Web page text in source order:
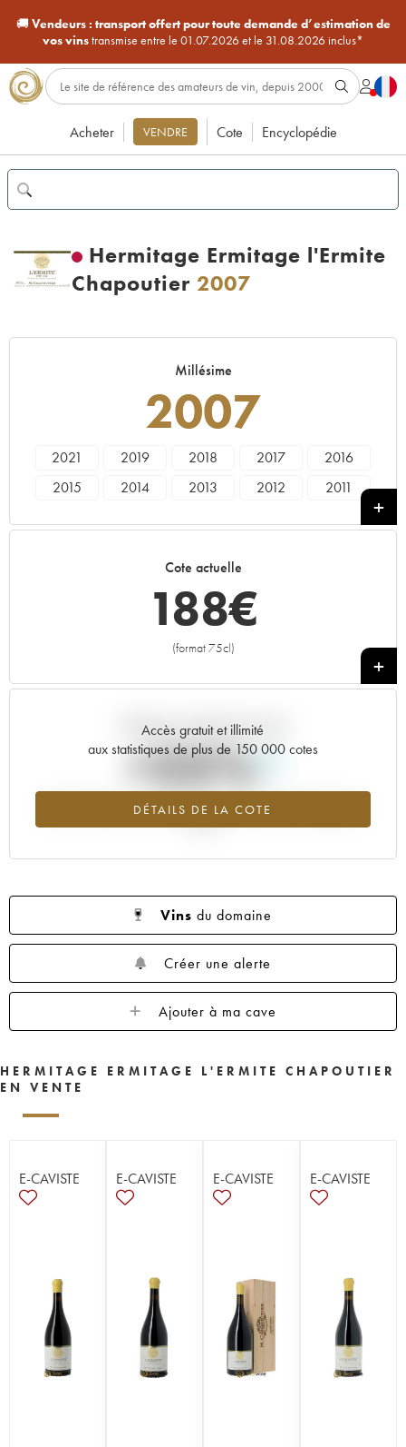
🚚Vendeurs : transport offert pour toute demande d’estimation de
vos vinstransmise entre le 01.07.2026 et le 31.08.2026 inclus*
Acheter VENDRE Cote Encyclopédie
Hermitage Ermitage l'Ermite
Chapoutier 2007
Millésime
2007
2021 2019 2018 2017
2016
2015
2014 2013 2012
2011
1998
Cote actuelle
188€
(format 75cl)
+
Accès gratuit et illimité
aux statistiques de plus de 150 000 cotes
DÉTAILS DE LA COTE
Tendance actuelle de la cote
+25%
Tendance à la hausse du millésime 2007 en 2026 par rapport à
Vins du domaine
Créer une alerte
Ajouter à ma cave
HERMITAGE ERMITAGE L'ERMITE CHAPOUTIER
EN VENTE
E-CAVISTE E-CAVISTE E-CAVISTE E-CAVISTE